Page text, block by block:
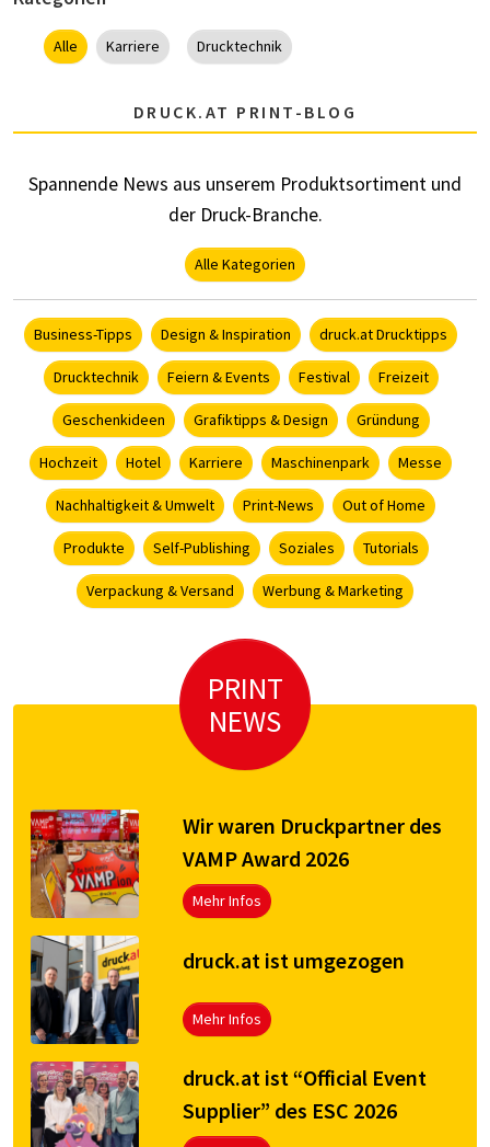
Alle Karriere Drucktechnik
DRUCK.AT PRINT-BLOG
Spannende News aus unserem Produktsortiment und
der Druck-Branche.
Alle Kategorien
Business-Tipps Design & Inspiration druck.at Drucktipps
Drucktechnik Feiern & Events Festival Freizeit
Geschenkideen Grafiktipps & Design Gründung
Hochzeit Hotel Karriere Maschinenpark Messe
Nachhaltigkeit & Umwelt Print-News Out of Home
Produkte Self-Publishing Soziales Tutorials
Verpackung & Versand Werbung & Marketing
PRINT
NEWS
Wir waren Druckpartner des
VAMP Award 2026
Mehr Infos
druck.at ist umgezogen
Mehr Infos
druck.at ist “Official Event
Supplier” des ESC 2026